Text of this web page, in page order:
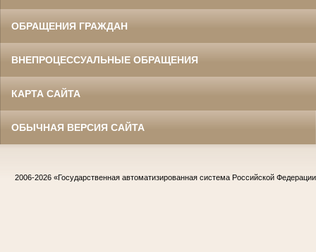
ОБРАЩЕНИЯ ГРАЖДАН
ВНЕПРОЦЕССУАЛЬНЫЕ ОБРАЩЕНИЯ
КАРТА САЙТА
ОБЫЧНАЯ ВЕРСИЯ САЙТА
2006-2026 «Государственная автоматизированная система Российской